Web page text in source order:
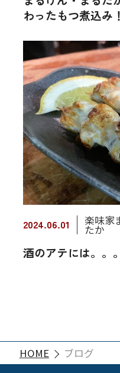
わったもつ煮込み
2024.06.01 楽味家
たか
酒のアテには。。。
HOME ブログ